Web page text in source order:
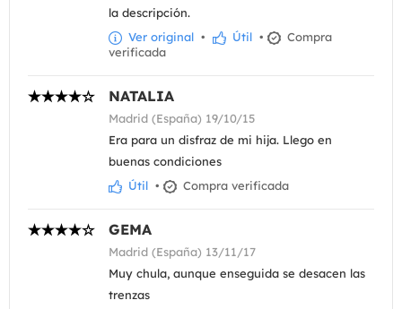
la descripción.
Ver original • Útil •
Compra
verificada
NATALIA
Madrid (España) 19/10/15
Era para un disfraz de mi hija. Llego en
buenas condiciones
Útil • Compra verificada
GEMA
Madrid (España) 13/11/17
Muy chula, aunque enseguida se desacen las
trenzas